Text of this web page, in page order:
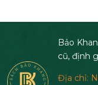
Bảo
cũ, định
Địa chỉ: